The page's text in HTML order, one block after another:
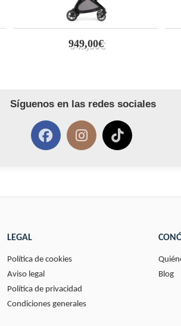
949,00€
Síguenos en las redes sociales
LEGAL
Política de cookies
Aviso legal
Política de privacidad
Condiciones generales
Blog